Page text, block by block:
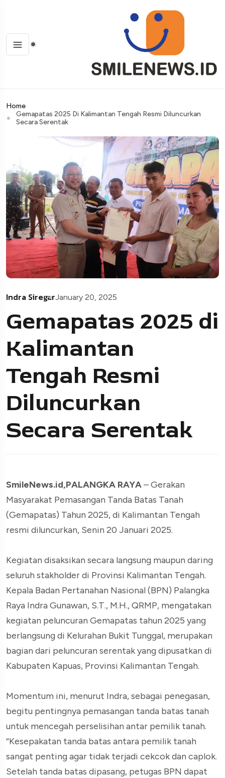
Home
Gemapatas 2025 Di Kalimantan Tengah Resmi Diluncurkan
Secara Serentak
Indra SiregarJanuary 20, 2025
Gemapatas 2025 di
Kalimantan
Tengah Resmi
Diluncurkan
Secara Serentak
SmileNews.id,PALANGKA RAYA– Gerakan
Masyarakat Pemasangan Tanda Batas Tanah
(Gemapatas) Tahun 2025, di Kalimantan Tengah
resmi diluncurkan, Senin 20 Januari 2025.
Kegiatan disaksikan secara langsung maupun daring
seluruh stakholder di Provinsi Kalimantan Tengah.
Kepala Badan Pertanahan Nasional (BPN) Palangka
Raya Indra Gunawan, S.T., M.H., QRMP, mengatakan
kegiatan peluncuran Gemapatas tahun 2025 yang
berlangsung di Kelurahan Bukit Tunggal, merupakan
bagian dari peluncuran serentak yang dipusatkan di
Kabupaten Kapuas, Provinsi Kalimantan Tengah.
Momentum ini, menurut Indra, sebagai penegasan,
begitu pentingnya pemasangan tanda batas tanah
untuk mencegah perselisihan antar pemilik tanah.
“Kesepakatan tanda batas antara pemilik tanah
sangat penting agar tidak terjadi cekcok dan caplok.
Setelah tanda batas dipasang, petugas BPN dapat